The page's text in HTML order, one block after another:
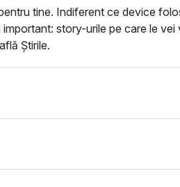
tine. Indiferent ce device
story-urile pe care le
Știrile.